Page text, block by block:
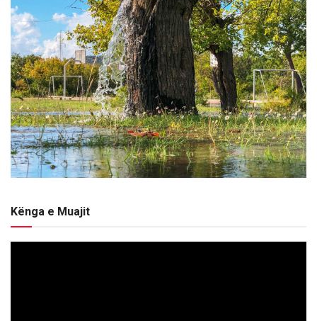
Kënga e Muajit